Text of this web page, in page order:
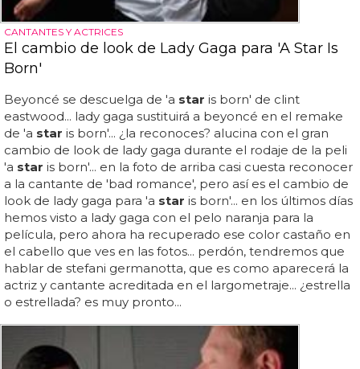
CANTANTES Y ACTRICES
El cambio de look de Lady Gaga para 'A Star Is
Born'
Beyoncé se descuelga de 'a star is born' de clint
eastwood... lady gaga sustituirá a beyoncé en el remake
de 'a star is born'... ¿la reconoces? alucina con el gran
cambio de look de lady gaga durante el rodaje de la peli
'a star is born'... en la foto de arriba casi cuesta reconocer
a la cantante de 'bad romance', pero así es el cambio de
look de lady gaga para 'a star is born'... en los últimos días
hemos visto a lady gaga con el pelo naranja para la
película, pero ahora ha recuperado ese color castaño en
el cabello que ves en las fotos... perdón, tendremos que
hablar de stefani germanotta, que es como aparecerá la
actriz y cantante acreditada en el largometraje... ¿estrella
o estrellada? es muy pronto...